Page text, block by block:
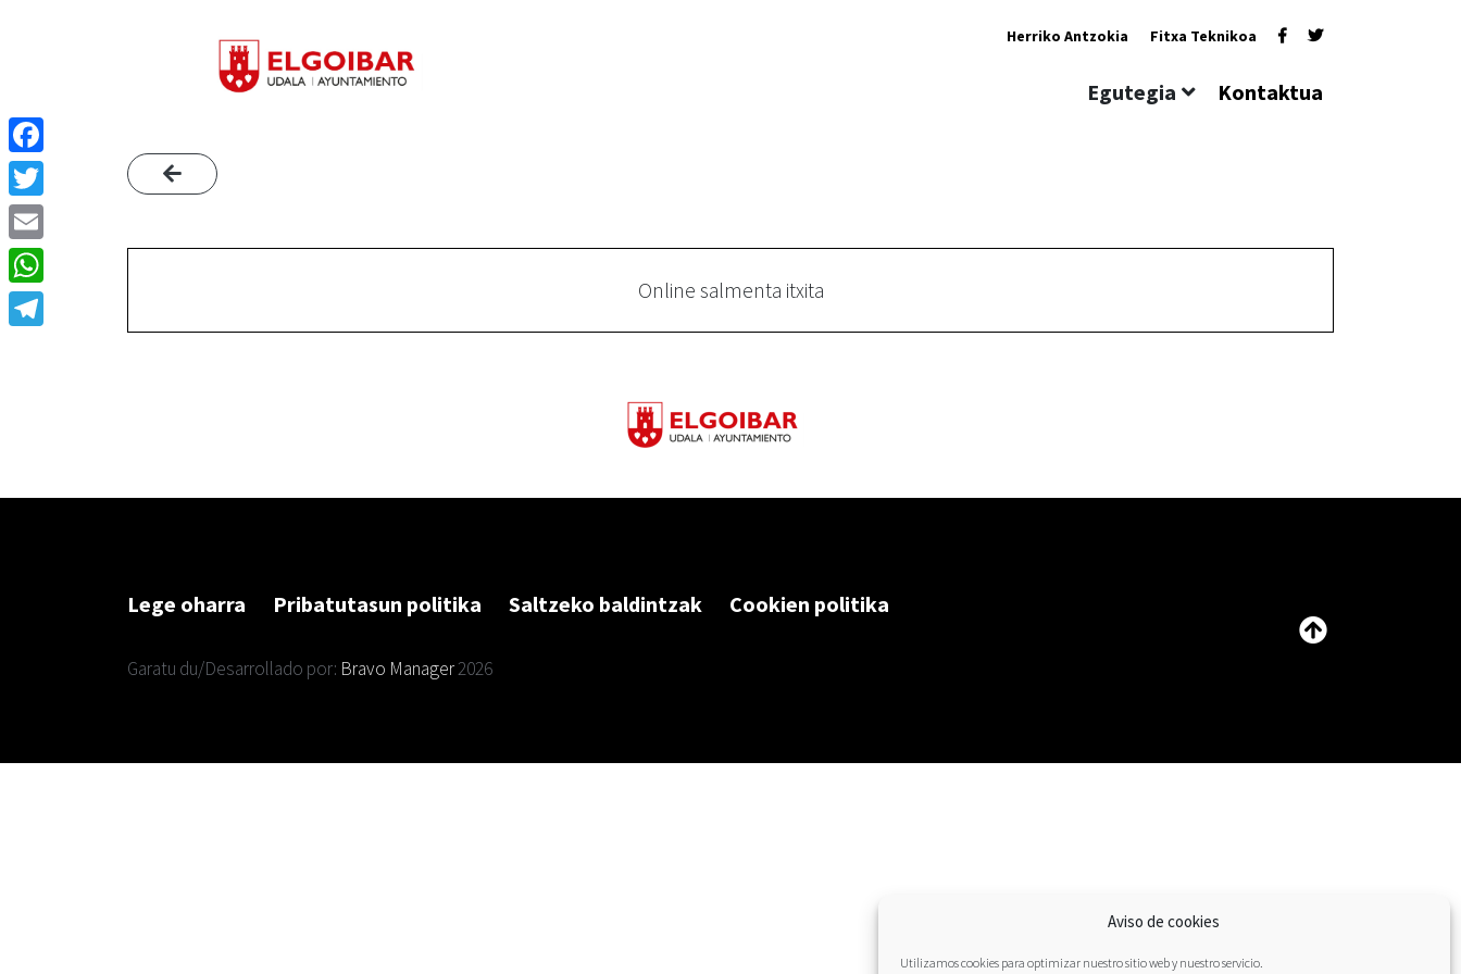
Aviso de cookies
Utilizamos cookies para optimizar nuestro sitio web y nuestro servicio.
Herriko Antzokia Fitxa Teknikoa
Egutegia Kontaktua
Online salmenta itxita
Lege oharra Pribatutasun politika Saltzeko baldintzak Cookien politika
Garatu du/Desarrollado por: Bravo Manager2026
Facebook
Twitter
Email
WhatsApp